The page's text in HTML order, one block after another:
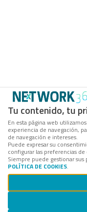
Tu contenido, tu
En esta página web
experiencia de navegación,
de navegación e intereses.
Puede expresar su
configurar las preferencias de
Siempre puede gestionar
POLÍTICA DE COOKIES.